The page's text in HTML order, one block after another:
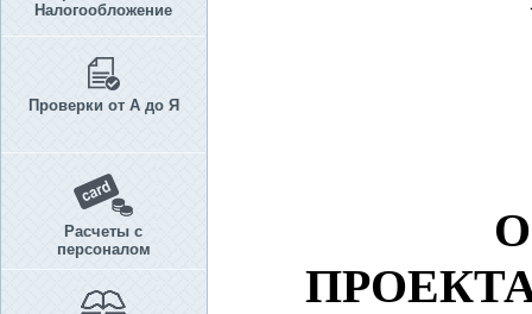
Налогообложение
Проверки от А до Я
Расчеты с
персоналом